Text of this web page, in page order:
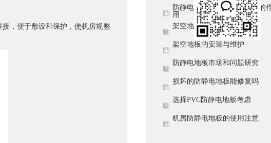
，便于敷设和保护，使机房规整
防静电活动地板在机房建设的
用
​架空地板选用注意事项
​架空地板的安装与维护
防静电地板市场和问题研究
损坏的防静电地板能修复吗
​选择PVC防静电地板考虑
机房防静电地板的使用注意